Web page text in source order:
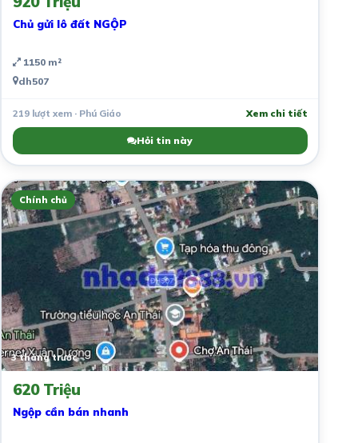
Chủ gửi lô đất NGỘP
1150 m²
dh507
219 lượt xem · Phú Giáo Xem chi tiết
Hỏi tin này
Chính chủ
3 tháng trước
620 Triệu
Ngộp cần bán nhanh